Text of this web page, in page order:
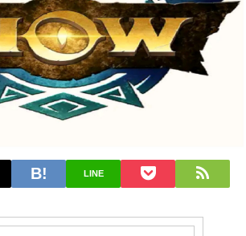
LINE